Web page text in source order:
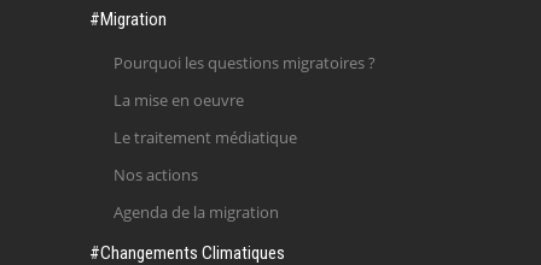
#Migration
Pourquoi les questions migratoires ?
La mise en oeuvre
Le traitement médiatique
Nos actions
Agenda de la migration
#Changements Climatiques